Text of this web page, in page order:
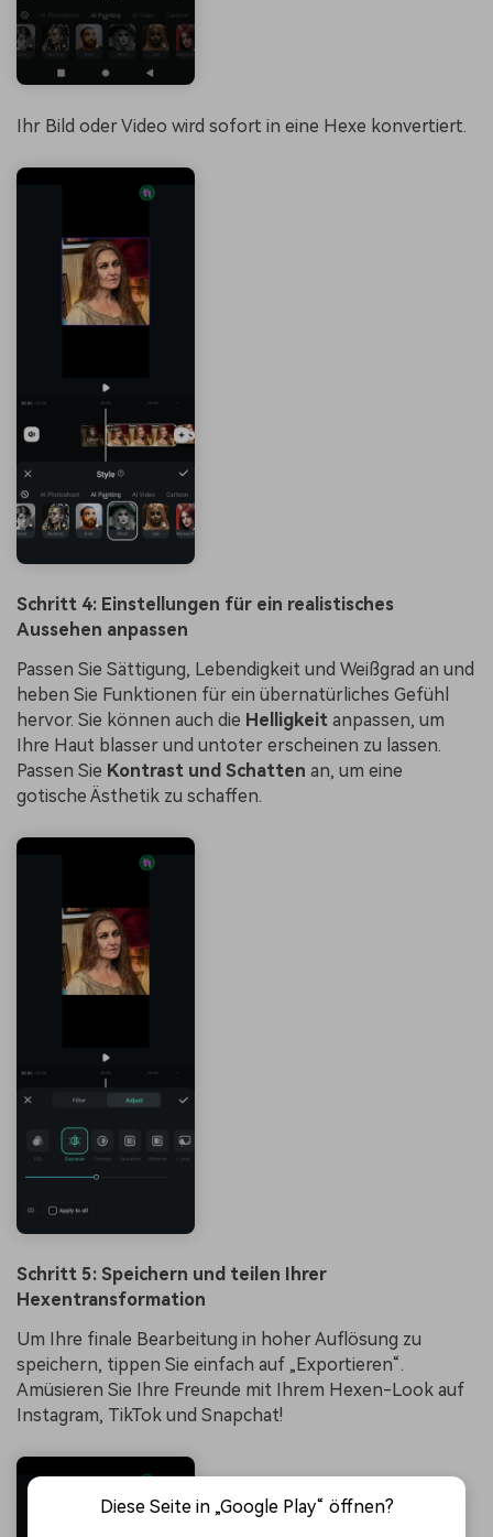
Ihr Bild oder Video wird sofort in eine Hexe konvertiert.
Schritt 4: Einstellungen für ein realistisches
Aussehen anpassen
Passen Sie Sättigung, Lebendigkeit und Weißgrad an und
heben Sie Funktionen für ein übernatürliches Gefühl
hervor. Sie können auch die Helligkeit anpassen, um
Ihre Haut blasser und untoter erscheinen zu lassen.
Passen Sie Kontrast und Schatten an, um eine
gotische Ästhetik zu schaffen.
Schritt 5: Speichern und teilen Ihrer
Hexentransformation
Um Ihre finale Bearbeitung in hoher Auflösung zu
speichern, tippen Sie einfach auf „Exportieren“.
Amüsieren Sie Ihre Freunde mit Ihrem Hexen-Look auf
Instagram, TikTok und Snapchat!
Diese Seite in „Google Play“ öffnen?